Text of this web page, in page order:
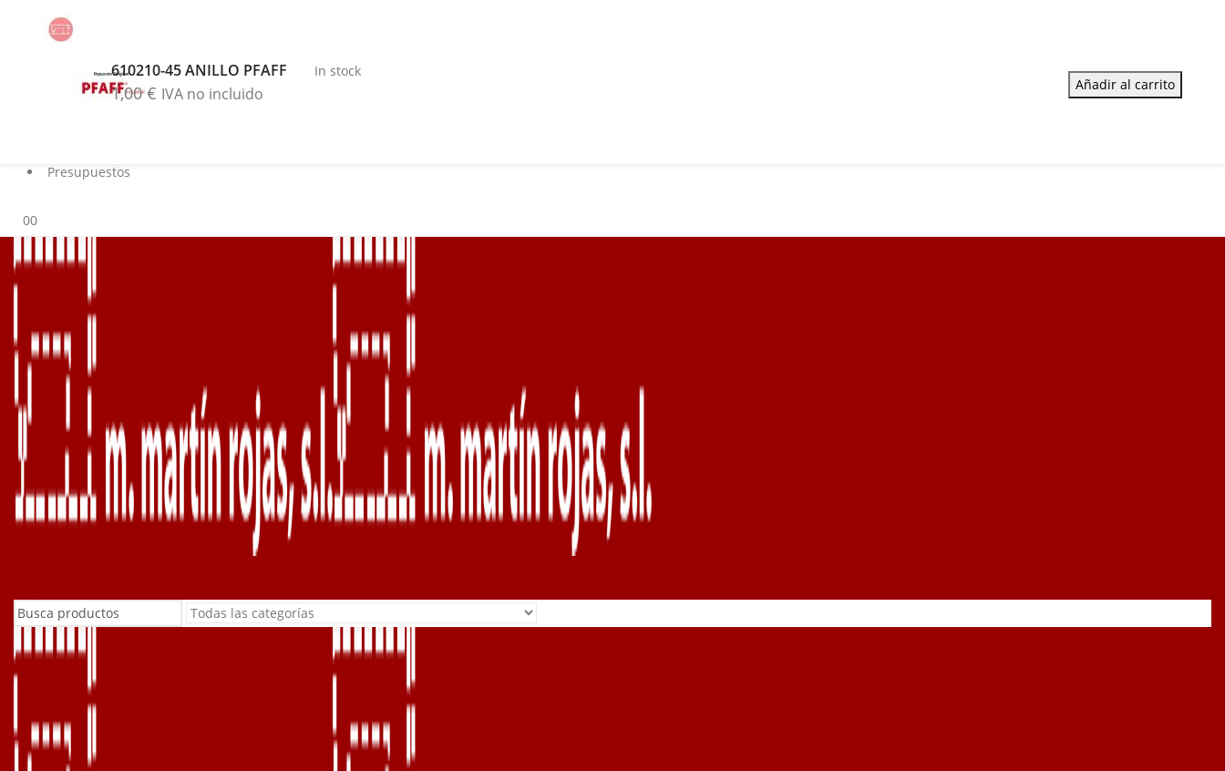
Servicios
Presupuestos
00
610210-45 ANILLO PFAFF
1,00€ IVA no incluido
In stock
Añadir al carrito